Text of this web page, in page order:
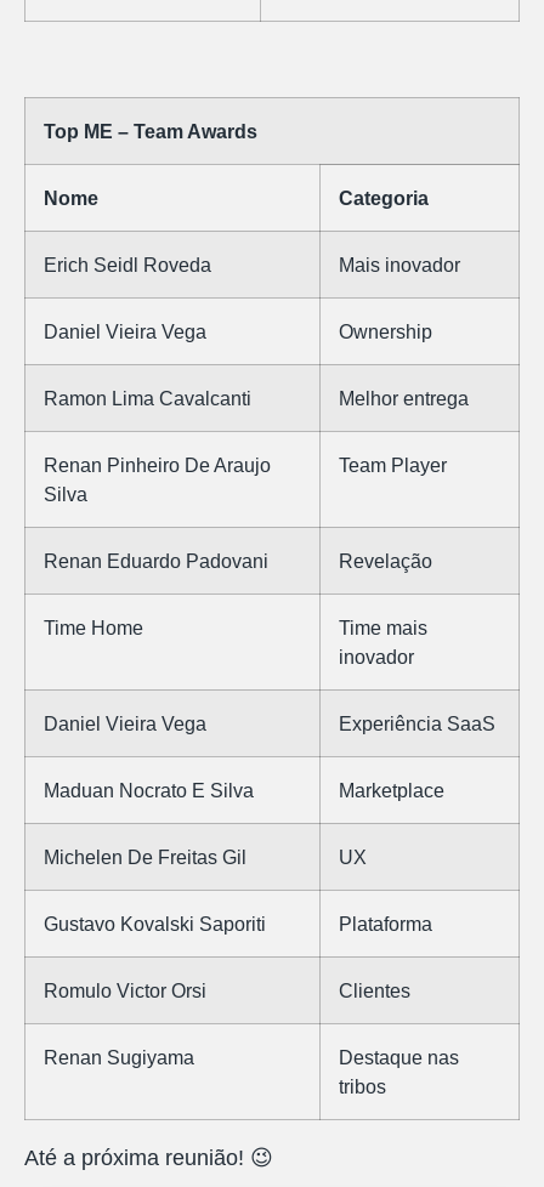
Top ME – Team Awards
Nome Categoria
Erich Seidl Roveda Mais inovador
Daniel Vieira Vega Ownership
Ramon Lima Cavalcanti Melhor entrega
Renan Pinheiro De Araujo
Silva
Team Player
Renan Eduardo Padovani Revelação
Time Home
Time mais
inovador
Daniel Vieira Vega Experiência SaaS
Maduan Nocrato E Silva Marketplace
Michelen De Freitas Gil UX
Gustavo Kovalski Saporiti Plataforma
Romulo Victor Orsi Clientes
Renan Sugiyama
Destaque nas
tribos
Até a próxima reunião! 😉